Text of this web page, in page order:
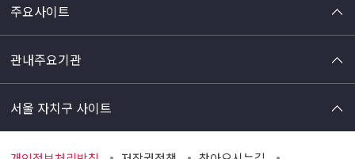
주요사이트
관내주요기관
서울 자치구 사이트